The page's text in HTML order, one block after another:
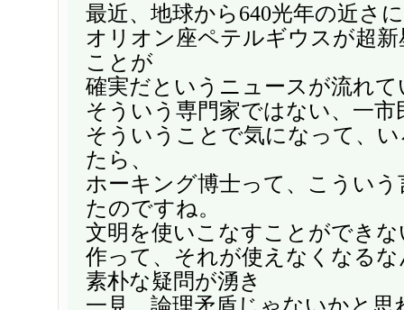
最近、地球から640光年の近さ
オリオン座ペテルギウスが超
ことが
確実だというニュースが流れて
そういう専門家ではない、一市
そういうことで気になって、
たら、
ホーキング博士って、こうい
たのですね。
文明を使いこなすことができな
作って、それが使えなくなる
素朴な疑問が湧き
一見、論理矛盾じゃないかと